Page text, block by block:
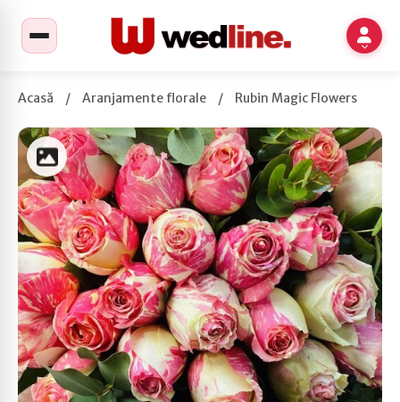
Acasă / Aranjamente florale / Rubin Magic Flowers